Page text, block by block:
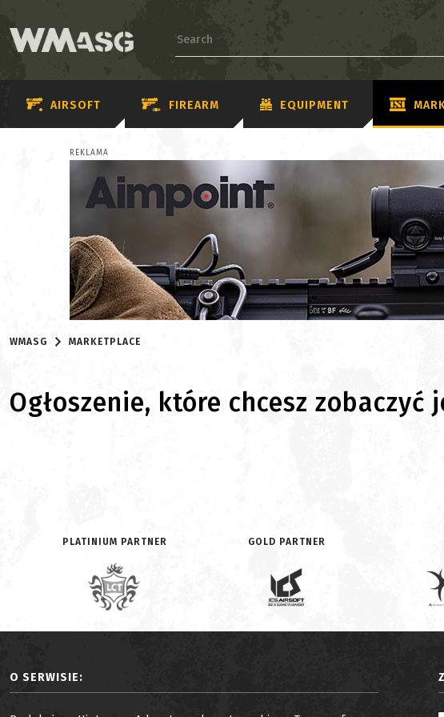
AIRSOFT FIREARM EQUIPMENT
REKLAMA
WMASG MARKETPLACE
Ogłoszenie, które chcesz
PLATINIUM PARTNER GOLD PARTNER
O SERWISIE: